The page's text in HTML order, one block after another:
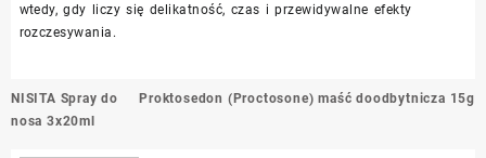
wtedy, gdy liczy się delikatność, czas i przewidywalne efekty
rozczesywania.
Nawigacja
wpisu
NISITA Spray do
nosa 3x20ml
Proktosedon (Proctosone) maść doodbytnicza 15g